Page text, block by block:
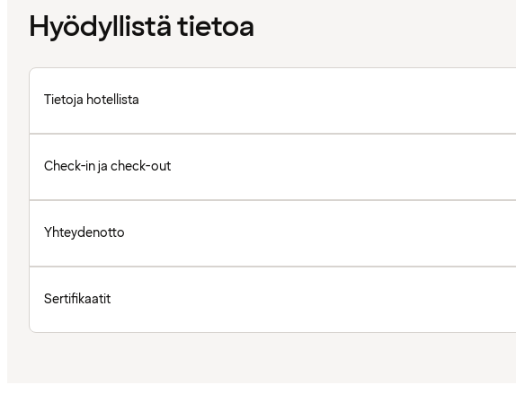
Hyödyllistä tietoa
Tietoja hotellista
Check-in ja check-out
Yhteydenotto
Sertifikaatit